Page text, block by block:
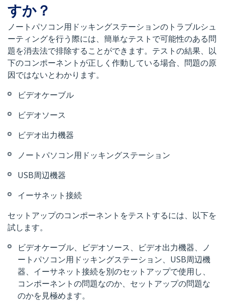
すか？
ノートパソコン用ドッキングステーションのトラブルシュ
ーティングを行う際には、簡単なテストで可能性のある問
題を消去法で排除することができます。テストの結果、以
下のコンポーネントが正しく作動している場合、問題の原
因ではないとわかります。
ビデオケーブル
ビデオソース
ビデオ出力機器
ノートパソコン用ドッキングステーション
USB周辺機器
イーサネット接続
セットアップのコンポーネントをテストするには、以下を
試します。
ビデオケーブル、ビデオソース、ビデオ出力機器、ノ
ートパソコン用ドッキングステーション、USB周辺機
器、イーサネット接続を別のセットアップで使用し、
コンポーネントの問題なのか、セットアップの問題な
のかを見極めます。